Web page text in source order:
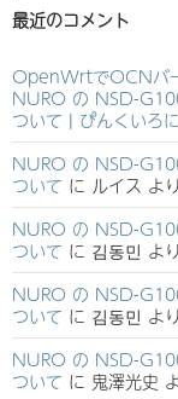
最近のコメント
OpenWrtでOCNバ
NURO の NSD-
ついて | ぴんくいろ
NURO の NSD-
ついて に ルイス より
NURO の NSD-
ついて に 김동민 より
NURO の NSD-
ついて に 김동민 より
NURO の NSD-
ついて に 鬼澤光史